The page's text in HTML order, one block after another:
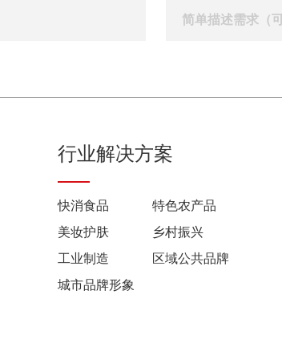
行业解决方案
快消食品
特色农产品
美妆护肤
乡村振兴
工业制造
区域公共品牌
城市品牌形象